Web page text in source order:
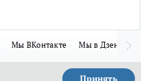
Мы ВКонтакте Мы в Дзене